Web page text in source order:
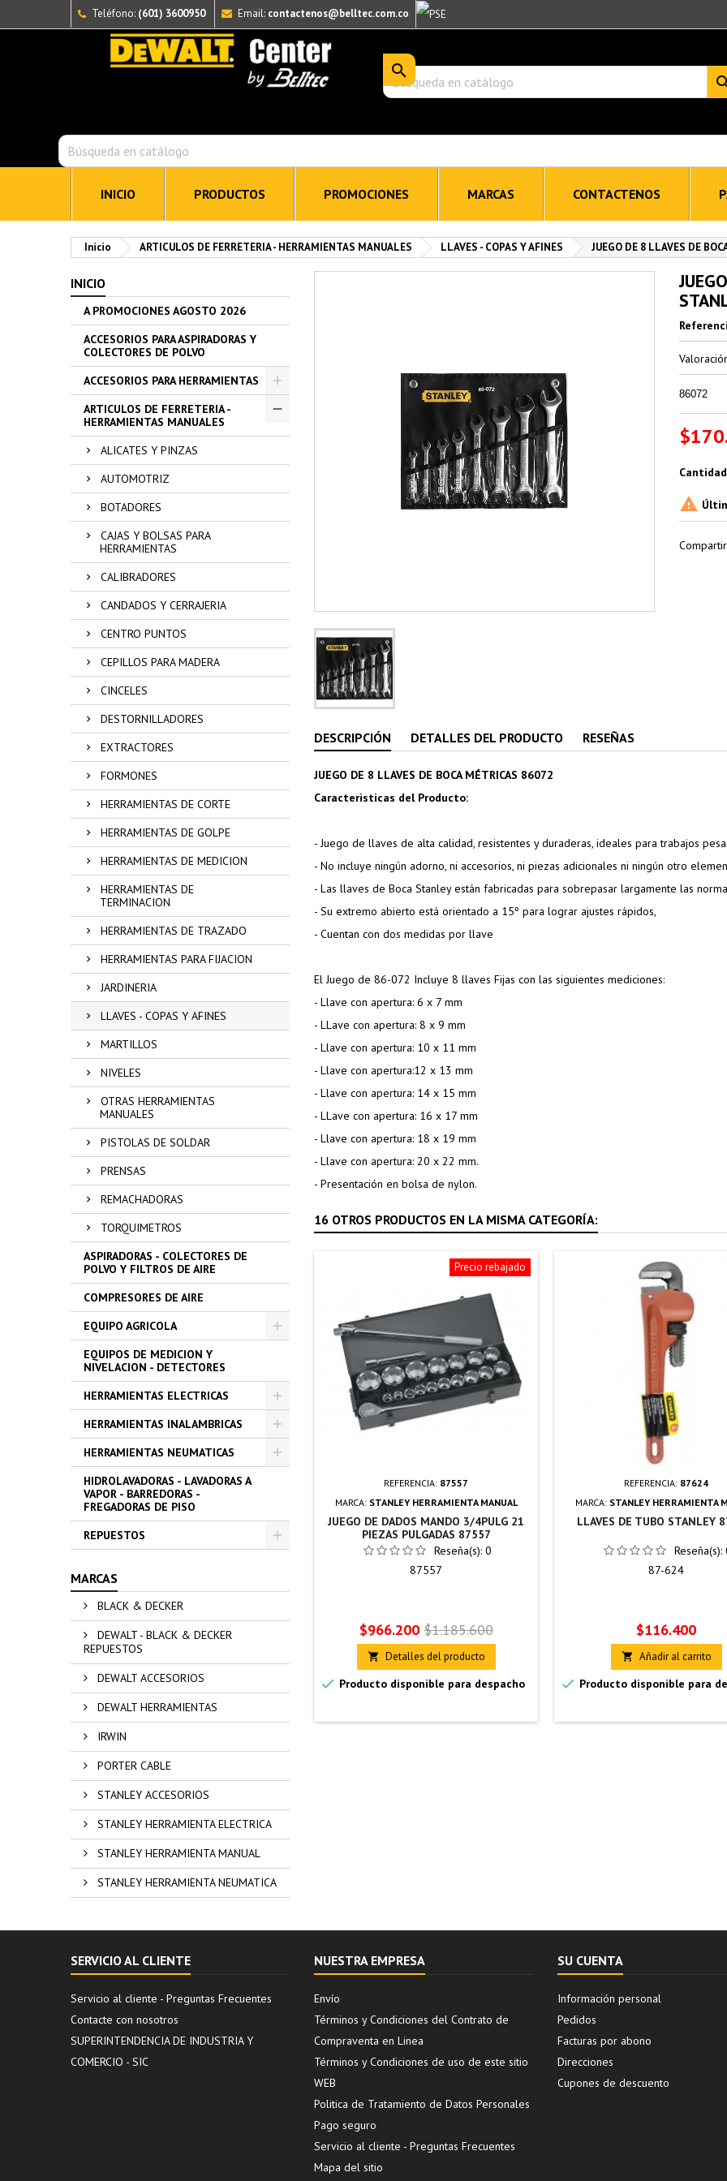
Teléfono: (601) 3600950 Email: contactenos@belltec.com.co

INICIO PRODUCTOS PROMOCIONES MARCAS CONTACTENOS
Inicio ARTICULOS DE FERRETERIA - HERRAMIENTAS MANUALES LLAVES - COPAS Y AFINES JUEGO DE 8 LLAVES DE
INICIO
A PROMOCIONES AGOSTO 2026
ACCESORIOS PARA ASPIRADORAS Y
COLECTORES DE POLVO
ACCESORIOS PARA HERRAMIENTAS
ARTICULOS DE FERRETERIA -
HERRAMIENTAS MANUALES
ALICATES Y PINZAS
AUTOMOTRIZ
BOTADORES
CAJAS Y BOLSAS PARA
HERRAMIENTAS
CALIBRADORES
CANDADOS Y CERRAJERIA
CENTRO PUNTOS
CEPILLOS PARA MADERA
CINCELES
DESTORNILLADORES
EXTRACTORES
FORMONES
HERRAMIENTAS DE CORTE
HERRAMIENTAS DE GOLPE
HERRAMIENTAS DE MEDICION
HERRAMIENTAS DE
TERMINACION
HERRAMIENTAS DE TRAZADO
HERRAMIENTAS PARA FIJACION
JARDINERIA
LLAVES - COPAS Y AFINES
MARTILLOS
NIVELES
OTRAS HERRAMIENTAS
MANUALES
PISTOLAS DE SOLDAR
PRENSAS
REMACHADORAS
TORQUIMETROS
ASPIRADORAS - COLECTORES DE
POLVO Y FILTROS DE AIRE
COMPRESORES DE AIRE
EQUIPO AGRICOLA
EQUIPOS DE MEDICION Y
NIVELACION - DETECTORES
HERRAMIENTAS ELECTRICAS
HERRAMIENTAS INALAMBRICAS
HERRAMIENTAS NEUMATICAS
HIDROLAVADORAS - LAVADORAS A
VAPOR - BARREDORAS -
FREGADORAS DE PISO
REPUESTOS
MARCAS
BLACK & DECKER
DEWALT - BLACK & DECKER
REPUESTOS
DEWALT ACCESORIOS
DEWALT HERRAMIENTAS
IRWIN
PORTER CABLE
STANLEY ACCESORIOS
STANLEY HERRAMIENTA ELECTRICA
STANLEY HERRAMIENTA MANUAL
STANLEY HERRAMIENTA NEUMATICA
86072
Cantidad

Compartir
DESCRIPCIÓN DETALLES DEL PRODUCTO RESEÑAS
JUEGO DE 8 LLAVES DE BOCA MÉTRICAS 86072
Caracteristicas del Producto:
- Juego de llaves de alta calidad, resistentes y duraderas, ideales para trabajos
- No incluye ningún adorno, ni accesorios, ni piezas adicionales ni ningún otro
- Las llaves de Boca Stanley están fabricadas para sobrepasar largamente las
- Su extremo abierto está orientado a 15º para lograr ajustes rápidos,
- Cuentan con dos medidas por llave
El Juego de 86-072 Incluye 8 llaves Fijas con las siguientes mediciones:
- Llave con apertura: 6 x 7 mm
- LLave con apertura: 8 x 9 mm
- Llave con apertura: 10 x 11 mm
- Llave con apertura:12 x 13 mm
- Llave con apertura: 14 x 15 mm
- LLave con apertura: 16 x 17 mm
- Llave con apertura: 18 x 19 mm
- Llave con apertura: 20 x 22 mm.
- Presentación en bolsa de nylon.
16 OTROS PRODUCTOS EN LA MISMA CATEGORÍA:
Precio rebajado
REFERENCIA: 87557
MARCA: STANLEY HERRAMIENTA MANUAL
JUEGO DE DADOS MANDO 3/4PULG 21
PIEZAS PULGADAS 87557
Reseña(s): 0
87557
Precio
$966.200 Precio
base
$1.185.600
 Detalles del producto
 Producto disponible para despacho
REFERENCIA: 87624
MARCA: STANLEY HERRAMIENTA
LLAVES DE TUBO STANLEY
Reseña(s):
87-624
Precio
$116.400
 Añadir al carrito
 Producto disponible para
SERVICIO AL CLIENTE
Servicio al cliente - Preguntas Frecuentes
Contacte con nosotros
SUPERINTENDENCIA DE INDUSTRIA Y
COMERCIO - SIC
NUESTRA EMPRESA
Envío
Términos y Condiciones del Contrato de
Compraventa en Linea
Términos y Condiciones de uso de este sitio
WEB
Politica de Tratamiento de Datos Personales
Pago seguro
Servicio al cliente - Preguntas Frecuentes
Mapa del sitio
SU CUENTA
Información personal
Pedidos
Facturas por abono
Direcciones
Cupones de descuento